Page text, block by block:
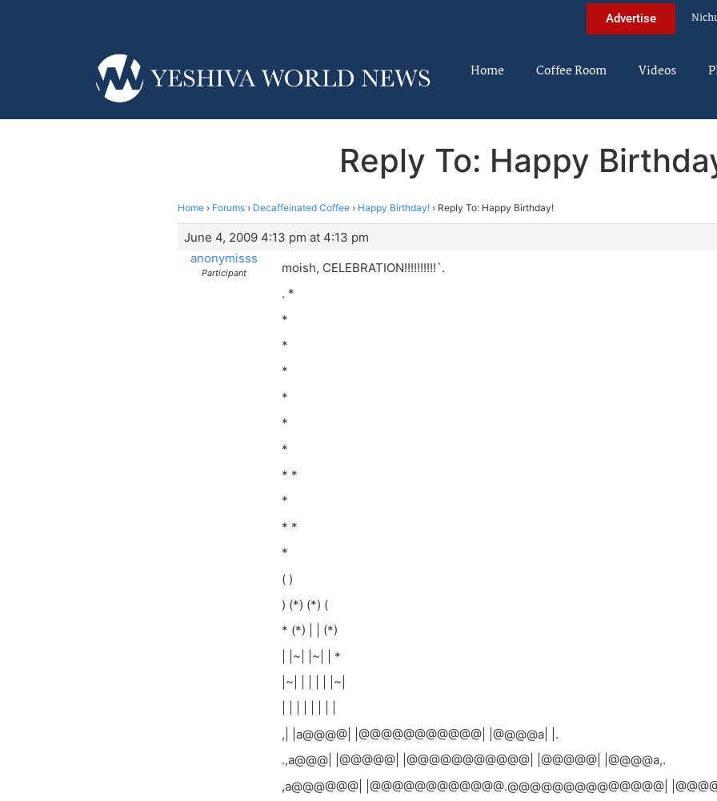
Advertise
Home Coffee Room Videos
Reply To: Happy
Home › Forums › Decaffeinated Coffee › Happy Birthday! › Reply To: Happy Birthday!
June 4, 2009 4:13 pm at 4:13 pm
anonymisss
Participant
moish, CELEBRATION!!!!!!!!!!`.
. *
*
*
*
*
*
*
* *
*
* *
*
( )
) (*) (*) (
* (*) | | (*)
| |~| |~| | *
|~| | | | | |~|
,| |a@@@@| |@@@@@@@@@@@| |@@@@a| |.
.,a@@@| |@@@@@| |@@@@@@@@@@@| |@@@@@| |@@@@a,.
,a@@@@@@| |@@@@@@@@@@@@.@@@@@@@@@@@@@@|